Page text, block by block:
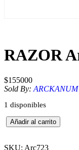
RAZOR
$155000
Sold By: ARCKANUM
1 disponibles
R
A
O
Añadir al carrito
SKU: Arc723